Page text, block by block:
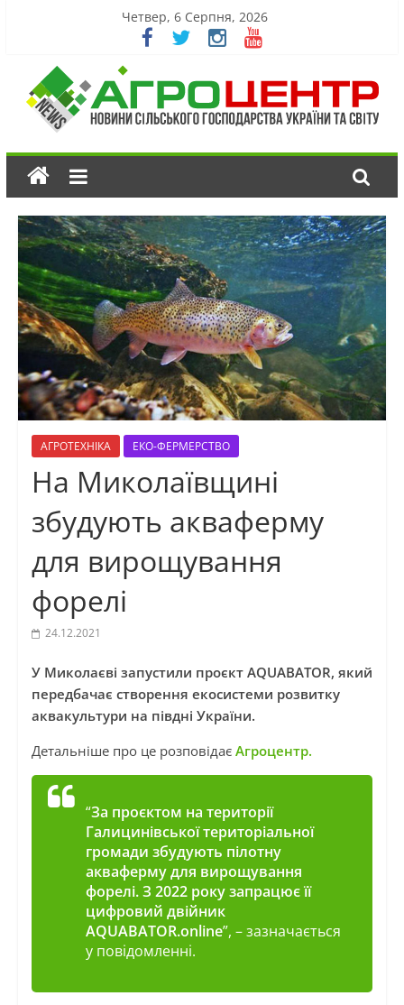
Четвер, 6 Серпня, 2026
АГРОТЕХНІКА ЕКО-ФЕРМЕРСТВО
На Миколаївщині
збудують акваферму
для вирощування
форелі
24.12.2021
У Миколаєві запустили проєкт AQUABATOR, який
передбачає створення екосистеми розвитку
аквакультури на півдні України.
Детальніше про це розповідає Агроцентр.
“За проєктом на території
Галицинівської територіальної
громади збудують пілотну
акваферму для вирощування
форелі. З 2022 року запрацює її
цифровий двійник
AQUABATOR.online”, – зазначається
у повідомленні.